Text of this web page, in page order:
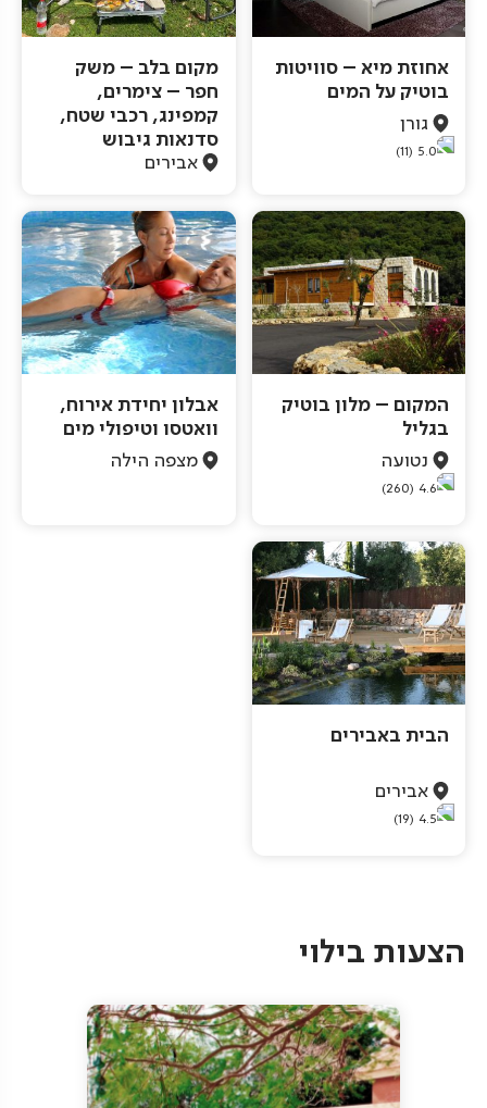
אחוזת מיא – סוויטות
בוטיק על המים
גורן
5.0
(11)
מקום בלב – משק
חפר – צימרים,
קמפינג, רכבי שטח,
סדנאות גיבוש
אבירים
המקום – מלון בוטיק
בגליל
נטועה
4.6
(260)
אבלון יחידת אירוח,
וואטסו וטיפולי מים
מצפה הילה
הבית באבירים
אבירים
4.5
(19)
הצעות בילוי